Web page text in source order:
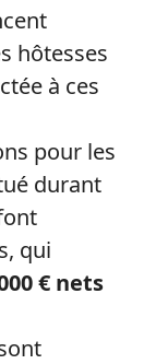
hôtesses
à ces
pour les
durant
qui
€ nets